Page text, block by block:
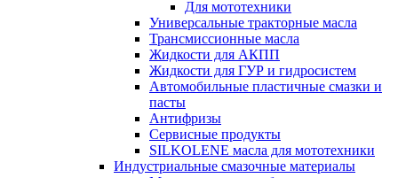
Для мототехники
Универсальные тракторные масла
Трансмиссионные масла
Жидкости для АКПП
Жидкости для ГУР и гидросистем
Автомобильные пластичные смазки и
пасты
Антифризы
Сервисные продукты
SILKOLENE масла для мототехники
Индустриальные смазочные материалы